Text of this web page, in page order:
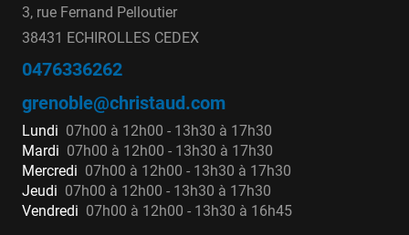
3, rue Fernand Pelloutier
38431 ECHIROLLES CEDEX
0476336262
grenoble@christaud.com
Lundi 07h00 à 12h00 - 13h30 à 17h30
Mardi 07h00 à 12h00 - 13h30 à 17h30
Mercredi 07h00 à 12h00 - 13h30 à 17h30
Jeudi 07h00 à 12h00 - 13h30 à 17h30
Vendredi 07h00 à 12h00 - 13h30 à 16h45